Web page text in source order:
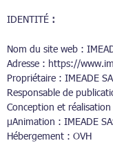
IDENTITÉ :
Nom du site web :
Adresse : https://
Propriétaire : IMEADE
Responsable de
Conception et réalisation
µAnimation : IMEADE
Hébergement : OVH